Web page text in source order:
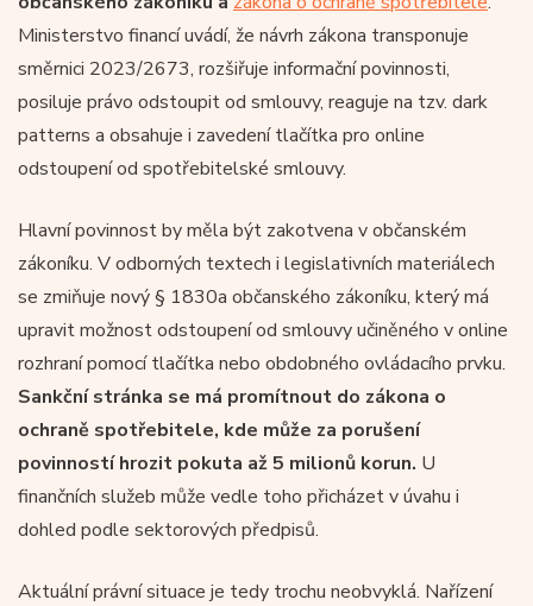
Ministerstvo financí uvádí, že návrh zákona transponuje
směrnici 2023/2673, rozšiřuje informační povinnosti,
posiluje právo odstoupit od smlouvy, reaguje na tzv. dark
patterns a obsahuje i zavedení tlačítka pro online
odstoupení od spotřebitelské smlouvy.
Hlavní povinnost by měla být zakotvena v občanském
zákoníku. V odborných textech i legislativních materiálech
se zmiňuje nový § 1830a občanského zákoníku, který má
upravit možnost odstoupení od smlouvy učiněného v online
rozhraní pomocí tlačítka nebo obdobného ovládacího prvku.
Sankční stránka se má promítnout do zákona o
ochraně spotřebitele, kde může za porušení
povinností hrozit pokuta až 5 milionů korun. U
finančních služeb může vedle toho přicházet v úvahu i
dohled podle sektorových předpisů.
Aktuální právní situace je tedy trochu neobvyklá. Nařízení